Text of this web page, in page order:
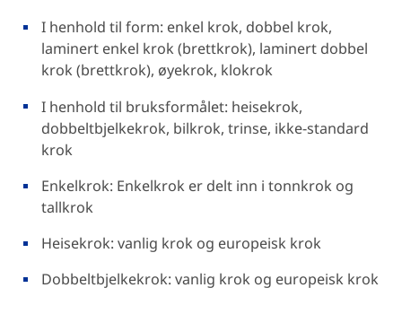
I henhold til form: enkel krok, dobbel krok,
laminert enkel krok (brettkrok), laminert dobbel
krok (brettkrok), øyekrok, klokrok
I henhold til bruksformålet: heisekrok,
dobbeltbjelkekrok, bilkrok, trinse, ikke-standard
krok
Enkelkrok: Enkelkrok er delt inn i tonnkrok og
tallkrok
Heisekrok: vanlig krok og europeisk krok
Dobbeltbjelkekrok: vanlig krok og europeisk krok